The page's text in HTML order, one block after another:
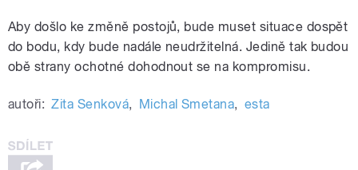
Aby došlo ke změně postojů, bude muset situace dospět
do bodu, kdy bude nadále neudržitelná. Jedině tak budou
obě strany ochotné dohodnout se na kompromisu.
autoři: Zita Senková, Michal Smetana, esta